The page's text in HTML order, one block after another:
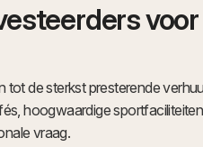
voor
tot de sterkst presterende
hoogwaardige
vraag.